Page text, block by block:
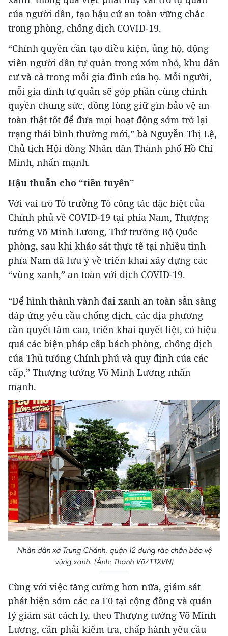
của người dân, tạo hậu cứ an toàn vững chắc
trong phòng, chống dịch COVID-19.
“Chính quyền cần tạo điều kiện, ủng hộ, động
viên người dân tự quản trong xóm nhỏ, khu dân
cư và cả trong mỗi gia đình của họ. Mỗi người,
mỗi gia đình tự quản sẽ góp phần cùng chính
quyền chung sức, đồng lòng giữ gìn bảo vệ an
toàn thật tốt để đưa mọi hoạt động sớm trở lại
trạng thái bình thường mới,” bà Nguyễn Thị Lệ,
Chủ tịch Hội đồng Nhân dân Thành phố Hồ Chí
Minh, nhấn mạnh.
Hậu thuẫn cho “tiền tuyến”
Với vai trò Tổ trưởng Tổ công tác đặc biệt của
Chính phủ về COVID-19 tại phía Nam, Thượng
tướng Võ Minh Lương, Thứ trưởng Bộ Quốc
phòng, sau khi khảo sát thực tế tại nhiều tỉnh
phía Nam đã lưu ý về triển khai xây dựng các
“vùng xanh,” an toàn với dịch COVID-19.
“Để hình thành vành đai xanh an toàn sẵn sàng
đáp ứng yêu cầu chống dịch, các địa phương
cần quyết tâm cao, triển khai quyết liệt, có hiệu
quả các biện pháp cấp bách phòng, chống dịch
của Thủ tướng Chính phủ và quy định của các
cấp,” Thượng tướng Võ Minh Lương nhấn
mạnh.
Nhân dân xã Trung Chánh, quận 12 dựng rào chắn bảo vệ
vùng xanh. (Ảnh: Thanh Vũ/TTXVN)
Cùng với việc tăng cường hơn nữa, giám sát
phát hiện sớm các ca F0 tại cộng đồng và quản
lý giám sát cách ly, theo Thượng tướng Võ Minh
Lương, cần phải kiểm tra, chấp hành yêu cầu